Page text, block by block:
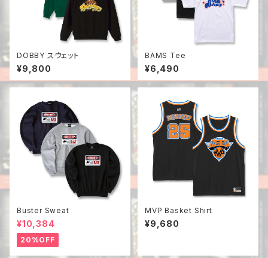
DOBBY スウェット
¥9,800
BAMS Tee
¥6,490
Buster Sweat
¥10,384
20%OFF
MVP Basket Shirt
¥9,680